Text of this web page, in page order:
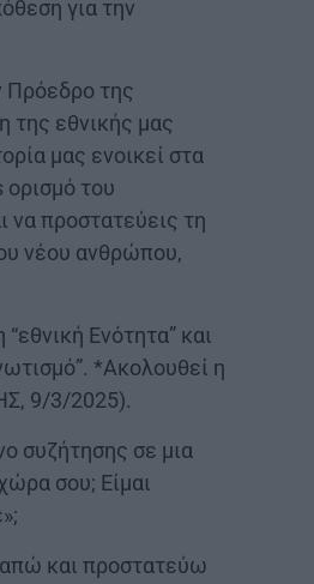
για την
Πρόεδρο της
της εθνικής μας
μας ενοικεί στα
του
να προστατεύεις τη
νέου ανθρώπου,
Ενότητα” και
*Ακολουθεί η
9/3/2025).
συζήτησης σε μια
σου; Είμαι
και προστατεύω